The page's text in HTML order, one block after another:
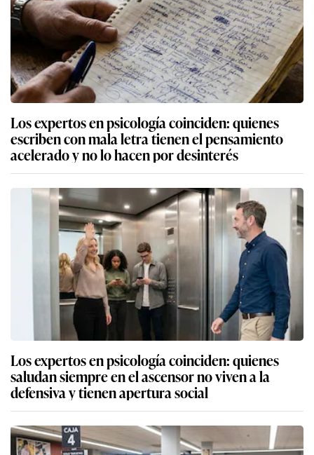
Los expertos en psicología coinciden: quienes
escriben con mala letra tienen el pensamiento
acelerado y no lo hacen por desinterés
Los expertos en psicología coinciden: quienes
saludan siempre en el ascensor no viven a la
defensiva y tienen apertura social